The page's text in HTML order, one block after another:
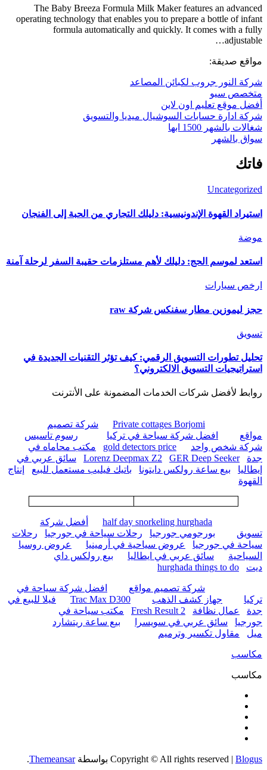
The Baby Breeza Formula Milk Maker features an advanced
operating technology that enables you to prepare a bottle of infant
formula automatically and quickly. It comes with a fully
adjustable…
مواقع صديقة:
شركة النور جروب لكبائن المصاعد
متخصص سيو
أفضل موقع تعليم اون لاين
شركة ادارة حسابات السوشيال ميديا والتسويق
شغالات بالشهر 1500 ابها
سواق بالشهر
فاتك
Uncategorized
استيراد القهوة الإندونيسية: دليلك التجاري من الحبة إلى الفنجان
موضة
استعد لموسم الحج: دليلك لأهم مستلزمات حقيبة السفر لرحلة آمنة
ارخص سيارات
حجز ليموزين مطار سفنكس شركة raw
تسويق
تحليل تطورات التسويق الرقمي: كيف تؤثر التقنيات الجديدة في
استراتيجيات التسويق الالكتروني؟
روابط لأفضل شركات الخدمات المضمونة على الأنترنت
Private cottages Borjomi
شركة تصميم
مواقع
افضل شركة سياحة في تركيا
رسوم تاسيس
شركة شخص واحد
gold detectors price
مكتب محاماه في
جدة
Lorenz Deepmax Z2 GER Deep Seeker
سائق عربي في
إيطاليا
بيع ساعة رولكس دايتونا باتيك فيليب مستعمل للبيع
إنتاج
القهوة
half day snorkeling hurghada
أفضل شركة
تسويق
بورجومي جورجيا رحلات سياحة في جورجيا
رحلات
سياحة في جورجيا
عروض سياحية في أرمينيا
عروض روسيا
السياحية
سائق عربي في ايطاليا
بيع رولكس داي
ديت
hurghada things to do
شركة تصميم مواقع
افضل شركة سياحة في
تركيا
جهاز كشف الذهب Trac Max D300
فيلا للبيع في
جدة
عمال نظافة Fresh Result 2
مكتب سياحة في
جورجيا
سائق عربي في سويسرا
بيع ساعة ريتشارد
ميل
مقاول تكسير وترميم
مكاسب
مكاسب
Copyright © All rights reserved Blogus بواسطةThemeansar
.